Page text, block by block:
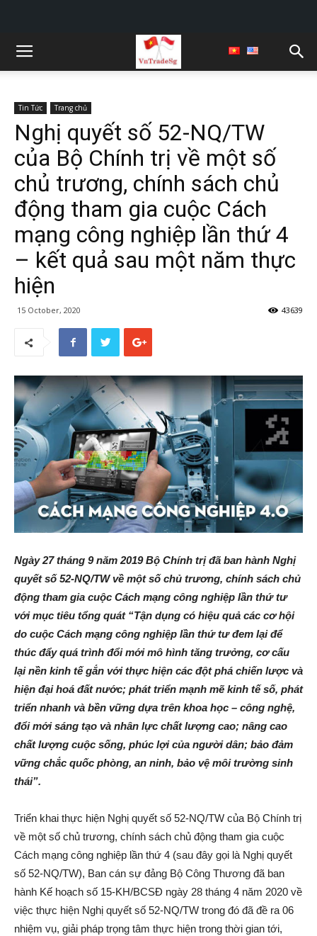
Tin Tức Trang chủ
Nghị quyết số 52-NQ/TW
của Bộ Chính trị về một số
chủ trương, chính sách chủ
động tham gia cuộc Cách
mạng công nghiệp lần thứ 4
– kết quả sau một năm thực
hiện
15 October, 2020 43639
Ngày 27 tháng 9 năm 2019 Bộ Chính trị đã ban hành Nghị
quyết số 52-NQ/TW về một số chủ trương, chính sách chủ
động tham gia cuộc Cách mạng công nghiệp lần thứ tư
với mục tiêu tổng quát “Tận dụng có hiệu quả các cơ hội
do cuộc Cách mạng công nghiệp lần thứ tư đem lại để
thúc đẩy quá trình đổi mới mô hình tăng trưởng, cơ cấu
lại nền kinh tế gắn với thực hiện các đột phá chiến lược và
hiện đại hoá đất nước; phát triển mạnh mẽ kinh tế số, phát
triển nhanh và bền vững dựa trên khoa học – công nghệ,
đổi mới sáng tạo và nhân lực chất lượng cao; nâng cao
chất lượng cuộc sống, phúc lợi của người dân; bảo đảm
vững chắc quốc phòng, an ninh, bảo vệ môi trường sinh
thái”.
Triển khai thực hiện Nghị quyết số 52-NQ/TW của Bộ Chính trị
về một số chủ trương, chính sách chủ động tham gia cuộc
Cách mạng công nghiệp lần thứ 4 (sau đây gọi là Nghị quyết
số 52-NQ/TW), Ban cán sự đảng Bộ Công Thương đã ban
hành Kế hoạch số 15-KH/BCSĐ ngày 28 tháng 4 năm 2020 về
việc thực hiện Nghị quyết số 52-NQ/TW trong đó đã đề ra 06
nhiệm vụ, giải pháp trọng tâm thực hiện trong thời gian tới,